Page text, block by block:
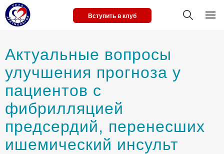
Вступить в клуб
Актуальные вопросы
улучшения прогноза у
пациентов с
фибрилляцией
предсердий, перенесших
ишемический инсульт